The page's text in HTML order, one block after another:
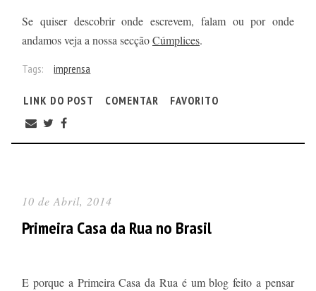
Se quiser descobrir onde escrevem, falam ou por onde
andamos veja a nossa secçãoCúmplices.
Tags: imprensa
LINK DO POST COMENTAR FAVORITO
10 de Abril, 2014
Primeira Casa da Rua no Brasil
E porque a Primeira Casa da Rua é um blog feito a pensar